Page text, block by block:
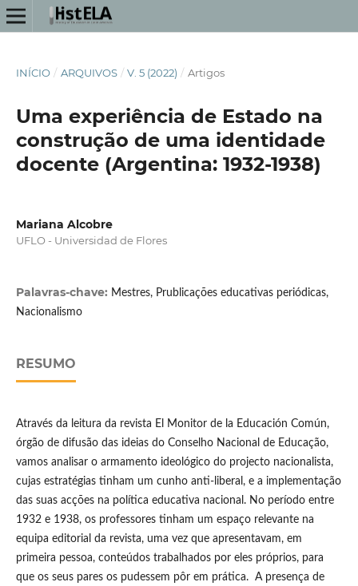
INÍCIO / ARQUIVOS / V. 5 (2022) / Artigos
Uma experiência de Estado na
construção de uma identidade
docente (Argentina: 1932-1938)
Mariana Alcobre
UFLO - Universidad de Flores
Palavras-chave: Mestres, Prublicações educativas periódicas,
Nacionalismo
RESUMO
Através da leitura da revista El Monitor de la Educación Común,
órgão de difusão das ideias do Conselho Nacional de Educação,
vamos analisar o armamento ideológico do projecto nacionalista,
cujas estratégias tinham um cunho anti-liberal, e a implementação
das suas acções na política educativa nacional. No período entre
1932 e 1938, os professores tinham um espaço relevante na
equipa editorial da revista, uma vez que apresentavam, em
primeira pessoa, conteúdos trabalhados por eles próprios, para
que os seus pares os pudessem pôr em prática. A presença de